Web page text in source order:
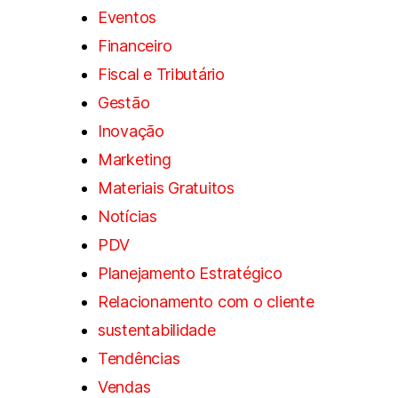
Eventos
Financeiro
Fiscal e Tributário
Gestão
Inovação
Marketing
Materiais Gratuitos
Notícias
PDV
Planejamento Estratégico
Relacionamento com o cliente
sustentabilidade
Tendências
Vendas